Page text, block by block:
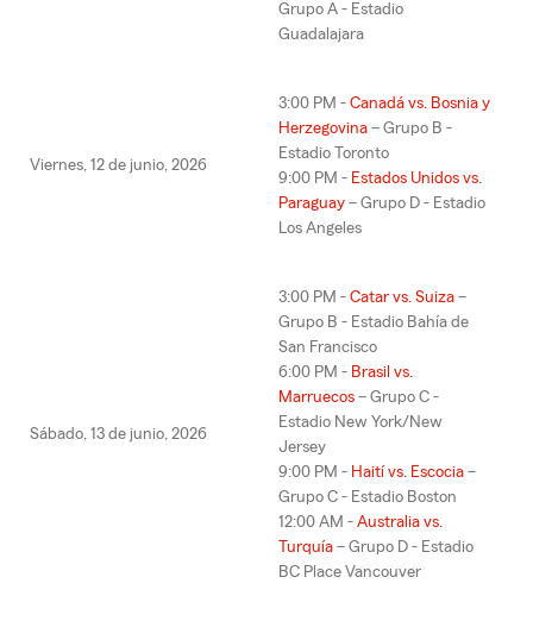
Grupo A - Estadio
Guadalajara
Viernes, 12 de junio, 2026
3:00 PM - Canadá vs. Bosnia y
Herzegovina – Grupo B -
Estadio Toronto
9:00 PM - Estados Unidos vs.
Paraguay – Grupo D - Estadio
Los Angeles
Sábado, 13 de junio, 2026
3:00 PM - Catar vs. Suiza –
Grupo B - Estadio Bahía de
San Francisco
6:00 PM - Brasil vs.
Marruecos – Grupo C -
Estadio New York/New
Jersey
9:00 PM - Haití vs. Escocia –
Grupo C - Estadio Boston
12:00 AM - Australia vs.
Turquía – Grupo D - Estadio
BC Place Vancouver